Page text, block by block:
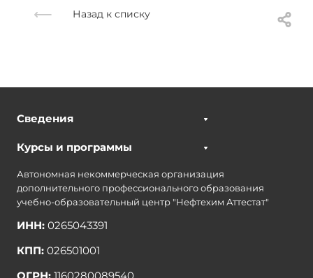
Назад к списку
Сведения
Курсы и программы
Автономная некоммерческая организация
дополнительного профессионального образования
учебно-образовательный центр "Нефтехим Аттестат"
ИНН: 0265043391
КПП: 026501001